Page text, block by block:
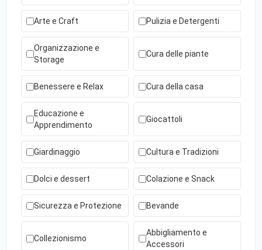
Arte e Craft Pulizia e Detergenti
Organizzazione e
Storage
Cura delle piante
Benessere e Relax Cura della casa
Educazione e
Apprendimento
Giocattoli
Giardinaggio Cultura e Tradizioni
Dolci e dessert Colazione e Snack
Sicurezza e Protezione Bevande
Collezionismo
Abbigliamento e
Accessori